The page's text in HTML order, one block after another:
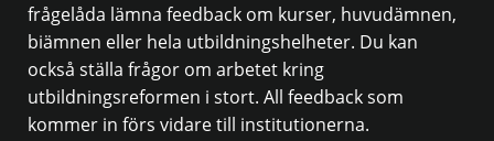
frågelåda lämna feedback om kurser, huvudämnen,
biämnen eller hela utbildningshelheter. Du kan
också ställa frågor om arbetet kring
utbildningsreformen i stort. All feedback som
kommer in förs vidare till institutionerna.